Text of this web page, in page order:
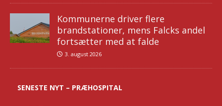
Kommunerne driver flere
brandstationer, mens Falcks andel
fortsætter med at falde
3. august 2026
SENESTE NYT – PRÆHOSPITAL